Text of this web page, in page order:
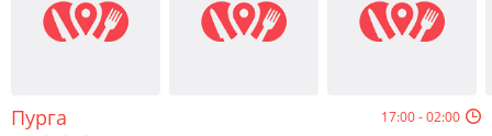
Пурга 17:00 - 02:00